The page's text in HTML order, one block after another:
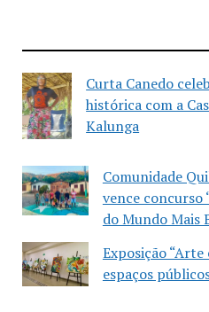
Curta Canedo
histórica com a
Kalunga
Comunidade
vence concurso
do Mundo Mais
Exposição
espaços